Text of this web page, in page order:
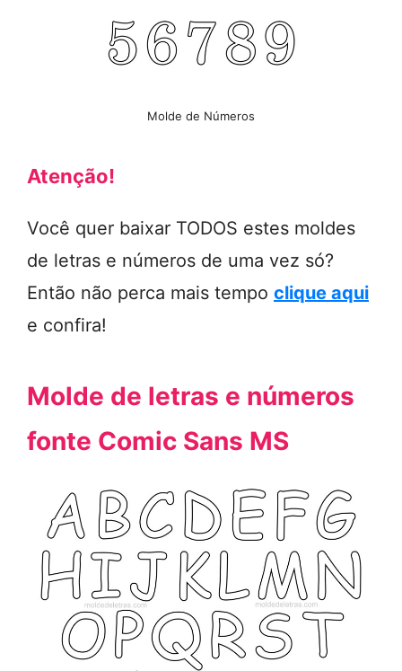
Molde de Números
Atenção!
Você quer baixar TODOS estes moldes
de letras e números de uma vez só?
Então não perca mais tempo clique aqui
e confira!
Molde de letras e números
fonte Comic Sans MS